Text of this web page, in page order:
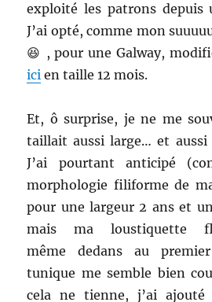
exploité les patrons
J’ai opté, comme mon
😆 , pour une Galway,
ici en taille 12 mois.
Et, ô surprise, je ne me
taillait aussi large… et
J’ai pourtant anticipé
morphologie filiforme de
pour une largeur 2 ans et
mais ma loustiquette
même dedans au
tunique me semble bien
cela ne tienne, j’ai